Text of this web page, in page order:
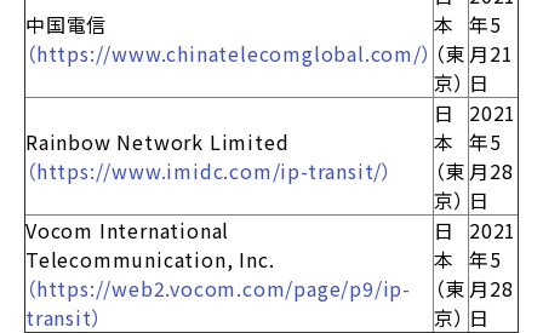
中国電信
（https://www.chinatelecomglobal.com/）
本
（東
京）
年5
月21
日
Rainbow Network Limited
（https://www.imidc.com/ip-transit/）
日
本
（東
京）
2021
年5
月28
日
Vocom International
Telecommunication, Inc.
（https://web2.vocom.com/page/p9/ip-
transit）
日
本
（東
京）
2021
年5
月28
日